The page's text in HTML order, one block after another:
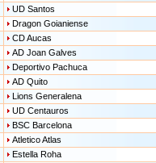
UD Santos
Dragon Goianiense
CD Aucas
AD Joan Galves
Deportivo Pachuca
AD Quito
Lions Generalena
UD Centauros
BSC Barcelona
Atletico Atlas
Estella Roha